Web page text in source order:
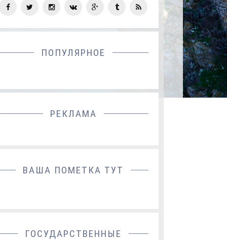
ПОПУЛЯРНОЕ
РЕКЛАМА
ВАША ПОМЕТКА ТУТ
ГОСУДАРСТВЕННЫЕ